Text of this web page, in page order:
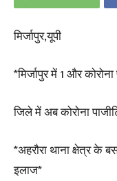
मिर्जापुर,यूपी
*मिर्जापुर में 1 और
जिले में अब कोरोना
*अहरौरा थाना क्षेत्र के
इलाज*